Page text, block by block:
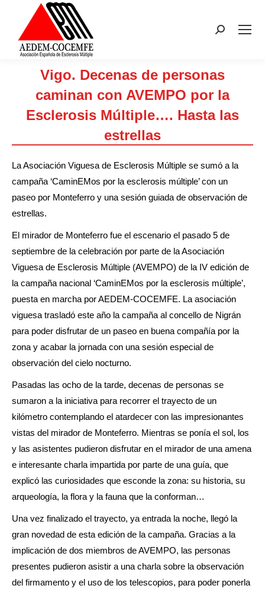
Buscar:
Vigo. Decenas de personas
caminan con AVEMPO por la
Esclerosis Múltiple…. Hasta las
estrellas
La Asociación Viguesa de Esclerosis Múltiple se sumó a la
campaña ‘CaminEMos por la esclerosis múltiple’ con un
paseo por Monteferro y una sesión guiada de observación de
estrellas.
El mirador de Monteferro fue el escenario el pasado 5 de
septiembre de la celebración por parte de la Asociación
Viguesa de Esclerosis Múltiple (AVEMPO) de la IV edición de
la campaña nacional ‘CaminEMos por la esclerosis múltiple’,
puesta en marcha por AEDEM-COCEMFE. La asociación
viguesa trasladó este año la campaña al concello de Nigrán
para poder disfrutar de un paseo en buena compañía por la
zona y acabar la jornada con una sesión especial de
observación del cielo nocturno.
Pasadas las ocho de la tarde, decenas de personas se
sumaron a la iniciativa para recorrer el trayecto de un
kilómetro contemplando el atardecer con las impresionantes
vistas del mirador de Monteferro. Mientras se ponía el sol, los
y las asistentes pudieron disfrutar en el mirador de una amena
e interesante charla impartida por parte de una guía, que
explicó las curiosidades que esconde la zona: su historia, su
arqueología, la flora y la fauna que la conforman…
Una vez finalizado el trayecto, ya entrada la noche, llegó la
gran novedad de esta edición de la campaña. Gracias a la
implicación de dos miembros de AVEMPO, las personas
presentes pudieron asistir a una charla sobre la observación
del firmamento y el uso de los telescopios, para poder ponerla